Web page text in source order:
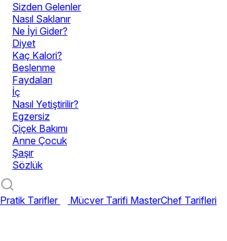
Sizden Gelenler
Nasıl Saklanır
Ne İyi Gider?
Diyet
Kaç Kalori?
Beslenme
Faydaları
İç
Nasıl Yetiştirilir?
Egzersiz
Çiçek Bakımı
Anne Çocuk
Şaşır
Sözlük
Pratik Tarifler Mücver Tarifi MasterChef Tarifleri